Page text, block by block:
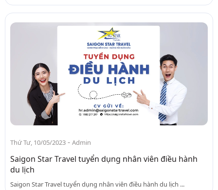
Thứ Tư, 10/05/2023 - Admin
Saigon Star Travel tuyển dụng nhân viên điều hành
du lịch
Saigon Star Travel tuyển dụng nhân viên điều hành du lịch ...